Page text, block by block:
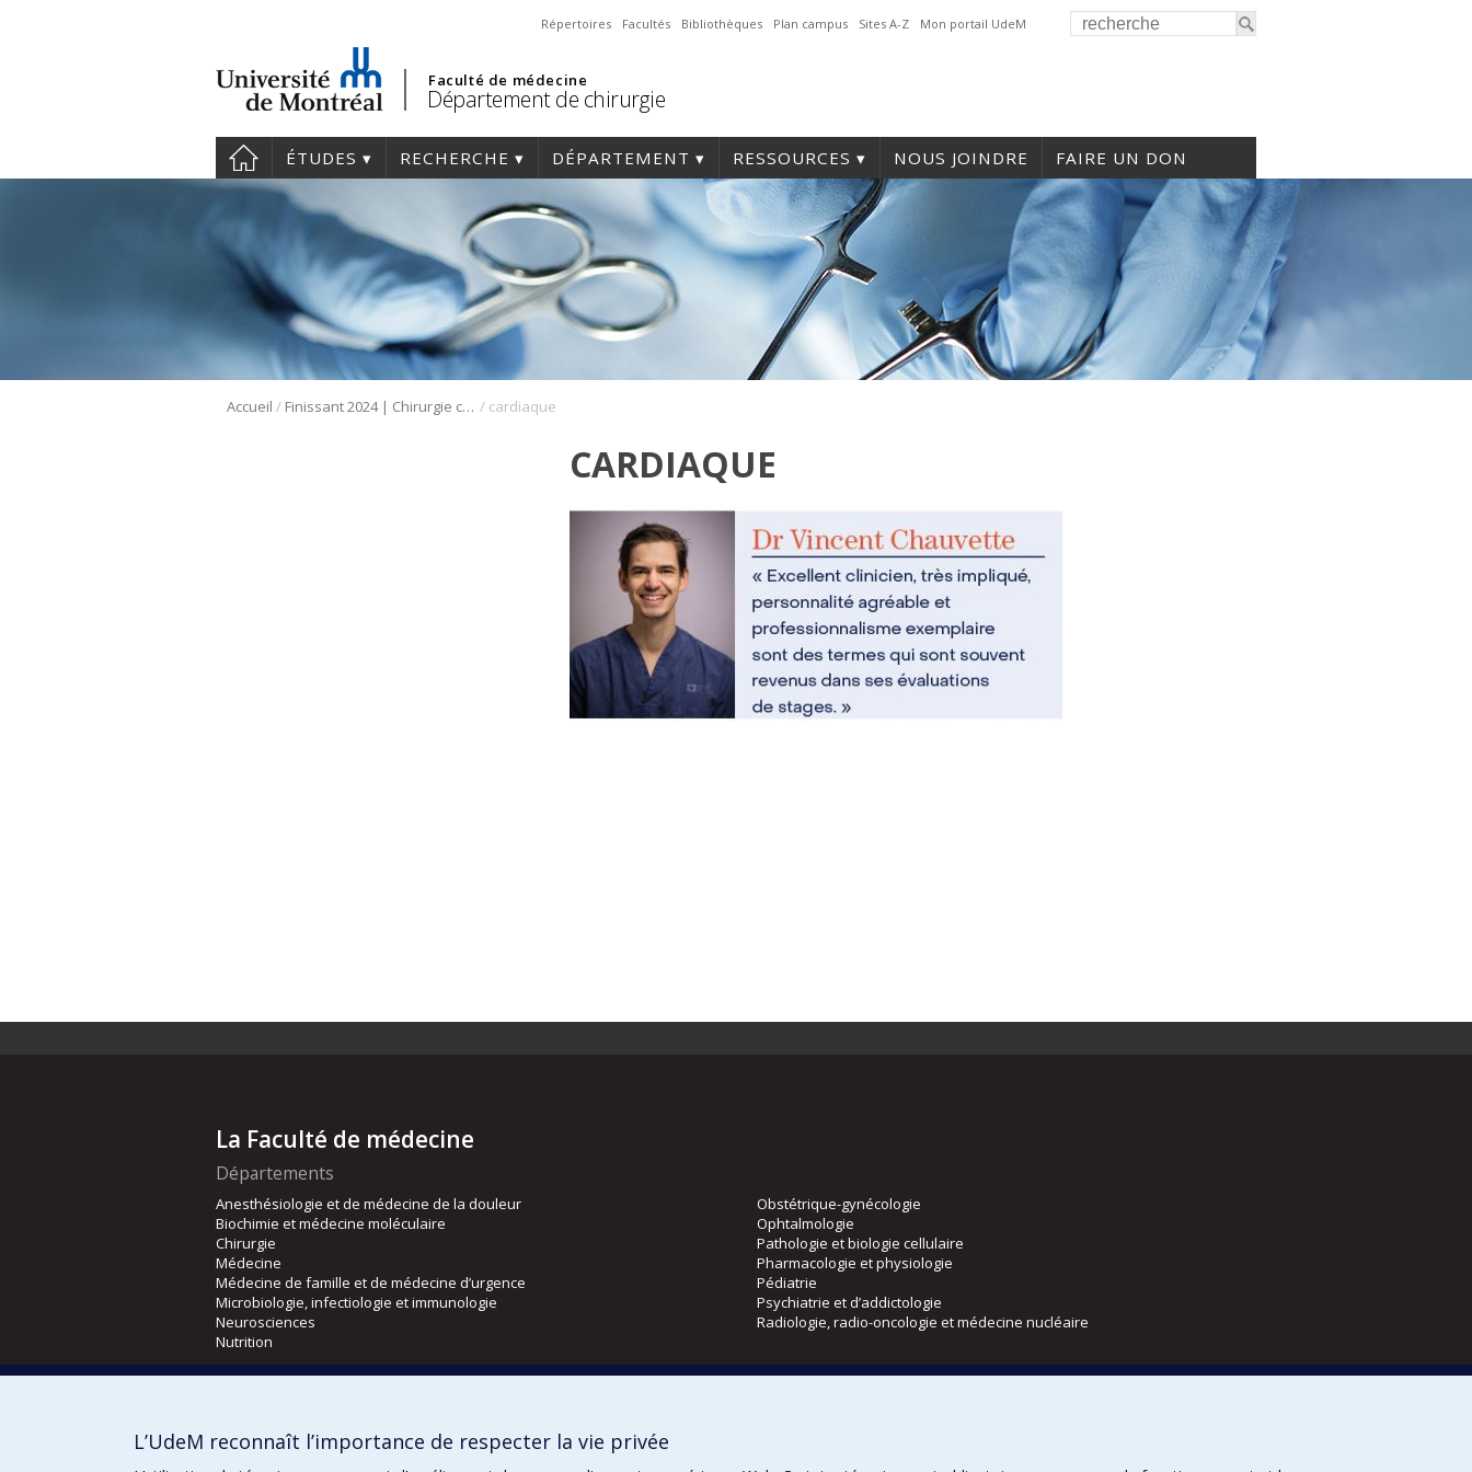
Répertoires Facultés Bibliothèques Plan campus Sites A-Z Mon portail UdeM
Faculté de médecine
Département de chirurgie
ÉTUDES RECHERCHE DÉPARTEMENT RESSOURCES NOUS JOINDRE FAIRE UN DON
Accueil / Finissant 2024 | Chirurgie cardiaque / cardiaque
CARDIAQUE
La Faculté de médecine
Départements
Anesthésiologie et de médecine de la douleur
Biochimie et médecine moléculaire
Chirurgie
Médecine
Médecine de famille et de médecine d’urgence
Microbiologie, infectiologie et immunologie
Neurosciences
Nutrition
Obstétrique-gynécologie
Ophtalmologie
Pathologie et biologie cellulaire
Pharmacologie et physiologie
Pédiatrie
Psychiatrie et d’addictologie
Radiologie, radio-oncologie et médecine nucléaire
Orthophonie et audiologie
L’UdeM reconnaît l’importance de respecter la vie privée